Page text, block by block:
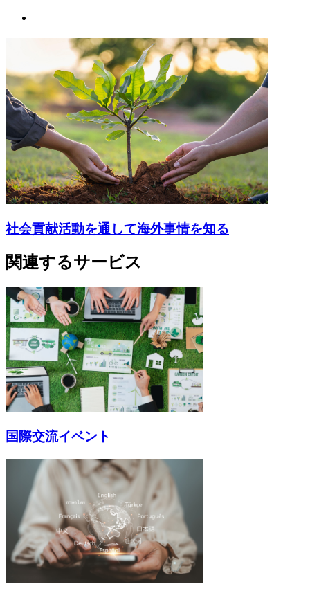
社会貢献活動を通して海外事情を知る
関連するサービス
国際交流イベント